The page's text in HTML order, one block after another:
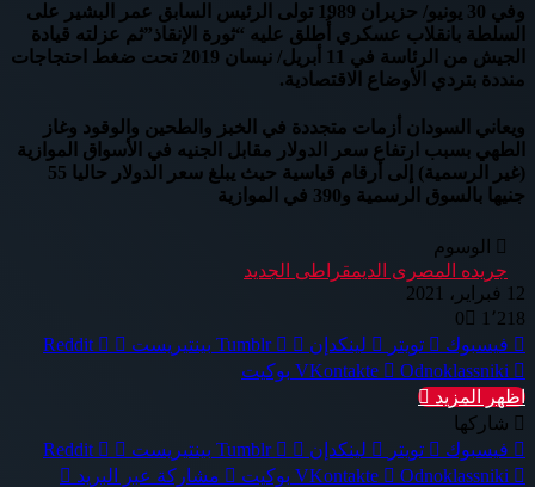
وفي 30 يونيو/ حزيران 1989 تولى الرئيس السابق عمر البشير على
السلطة بانقلاب عسكري أُطلق عليه “ثورة الإنقاذ”ثم عزلته قيادة
الجيش من الرئاسة في 11 أبريل/ نيسان 2019 تحت ضغط احتجاجات
منددة بتردي الأوضاع الاقتصادية.
ويعاني السودان أزمات متجددة في الخبز والطحين والوقود وغاز
الطهي بسبب ارتفاع سعر الدولار مقابل الجنيه في الأسواق الموازية
(غير الرسمية) إلى أرقام قياسية حيث يبلغ سعر الدولار حاليا 55
جنيها بالسوق الرسمية و390 في الموازية
الوسوم
جريده المصرى الديمقراطى الجديد
12 فبراير، 2021
0
1٬218
فيسبوك
تويتر لينكدإن بينتيريست
Odnoklassniki
بوكيت
اظهر المزيد
شاركها
فيسبوك
تويتر لينكدإن بينتيريست
Odnoklassniki بوكيت
مشاركة عبر البريد